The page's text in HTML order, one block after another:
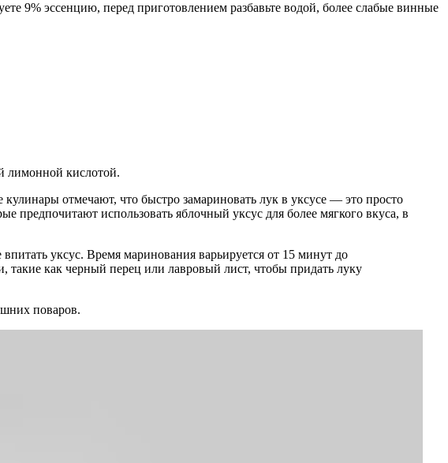
9% эссенцию, перед приготовлением разбавьте водой, более слабые винные
лимонной кислотой.
отмечают, что быстро замариновать лук в уксусе — это просто
использовать яблочный уксус для более мягкого вкуса, в
уксус. Время маринования варьируется от 15 минут до
такие как черный перец или лавровый лист, чтобы придать луку
поваров.